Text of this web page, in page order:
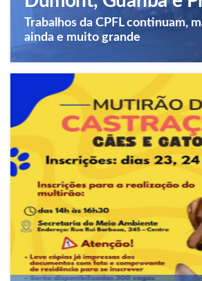
Trabalhos da CPFL continuam,
ainda e muito grande